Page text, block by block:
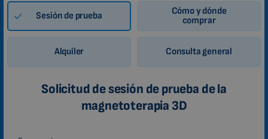
Sesión de prueba
Cómo y dónde
comprar
Alquiler Consulta general
Solicitud de sesión de prueba de la
magnetoterapia 3D